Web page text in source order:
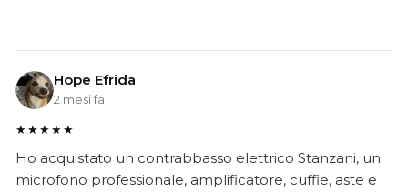
Hope Efrida
2 mesi fa
★★★★★
Ho acquistato un contrabbasso elettrico Stanzani, un
microfono professionale, amplificatore, cuffie, aste e